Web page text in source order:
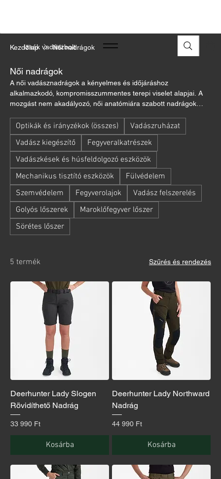
Izsák vadászbolt
Kezdőlap Női nadrágok
Női nadrágok
A női vadásznadrágok a kényelmes és időjáráshoz
alkalmazkodó, kompromisszummentes terepi viselet alapjai. A
mozgást nem akadályozó, női anatómiára szabott nadrágok
és téli lesvadászatokhoz egyaránt. A szél- és vízálló
membrános, suhogásmentes anyagok, az ágálló megerősített
térdrészek és a tágas combzsebek maximális védelmet
nyújtanak az elemekkel szemben. Válasszon a Deerhunter és
más neves gyártók kifejezetten vadászhölgyeknek tervezett,
megbízható és tartós, négyévszakos modelljei közül!
Optikák és irányzékok (összes)
Vadászruházat
Vadász kiegészítő
Fegyveralkatrészek
Vadászkések és húsfeldolgozó eszközök
Mechanikus tisztító eszközök
Fülvédelem
Szemvédelem
Fegyverolajok
Vadász felszerelés
Golyós lőszerek
Maroklőfegyver lőszer
Sörétes lőszer
5 termék Szűrés és rendezés
Deerhunter Lady Slogen
Rövidíthető Nadrág
Ár
33 990 Ft
Kosárba
Deerhunter Lady Northward
Nadrág
Ár
44 990 Ft
Kosárba